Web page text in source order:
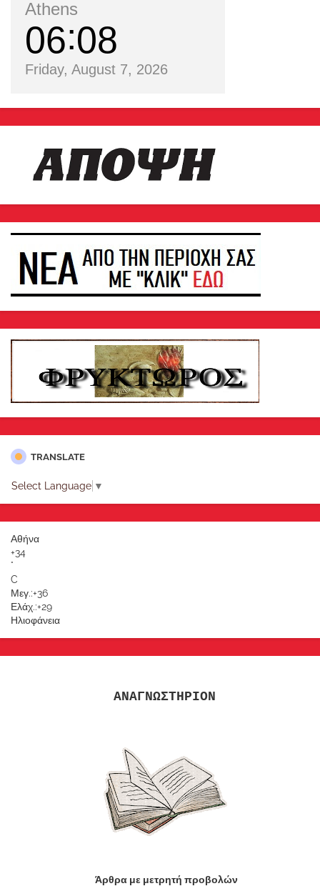
Athens
06 08
Friday, August 7, 2026
TRANSLATE
Select Language ▼
Αθήνα
+34
°
C
Μεγ.:+36
Ελάχ.:+29
Ηλιοφάνεια
ΑΝΑΓΝΩΣΤΗΡΙΟΝ
Άρθρα με μετρητή προβολών